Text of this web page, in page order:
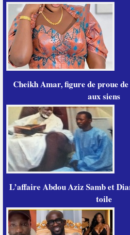
Cheikh Amar, figure de proue
aux siens
L’affaire Abdou Aziz Samb et
toile